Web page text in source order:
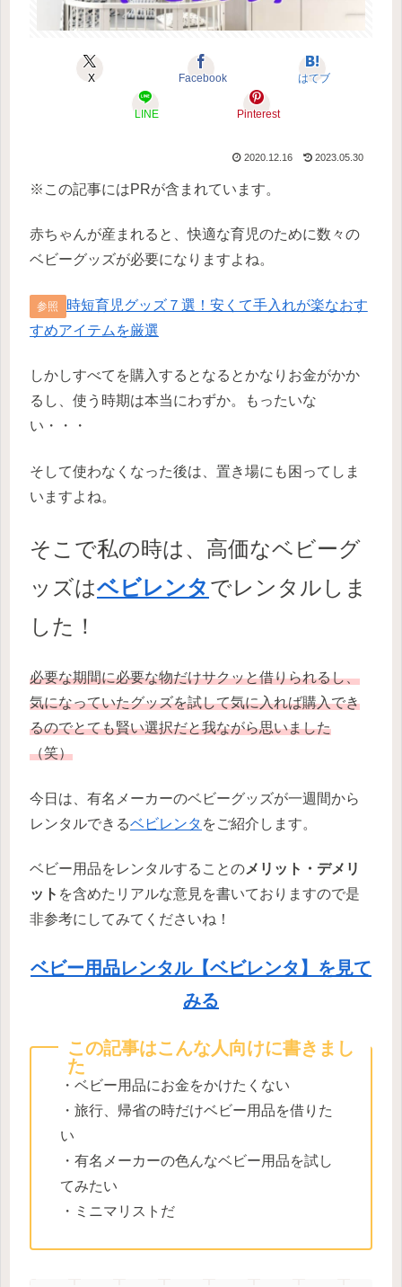
X Facebook はてブ
LINE Pinterest
2020.12.16 2023.05.30
※この記事にはPRが含まれています。
赤ちゃんが産まれると、快適な育児のために数々の
ベビーグッズが必要になりますよね。
参照
時短育児グッズ７選！安くて手入れが楽なおす
すめアイテムを厳選
しかしすべてを購入するとなるとかなりお金がかか
るし、使う時期は本当にわずか。もったいな
い・・・
そして使わなくなった後は、置き場にも困ってしま
いますよね。
そこで私の時は、高価なベビーグ
ッズはベビレンタ でレンタルしま
した！
必要な期間に必要な物だけサクッと借りられるし、
気になっていたグッズを試して気に入れば購入でき
るのでとても賢い選択だと我ながら思いました
（笑）
今日は、有名メーカーのベビーグッズが一週間から
レンタルできるベビレンタ をご紹介します。
ベビー用品をレンタルすることのメリット・デメリ
ット を含めたリアルな意見を書いておりますので是
非参考にしてみてくださいね！
ベビー用品レンタル【ベビレンタ】を見て
みる
この記事はこんな人向けに書きまし
た
・ベビー用品にお金をかけたくない
・旅行、帰省の時だけベビー用品を借りた
い
・有名メーカーの色んなベビー用品を試し
てみたい
・ミニマリストだ